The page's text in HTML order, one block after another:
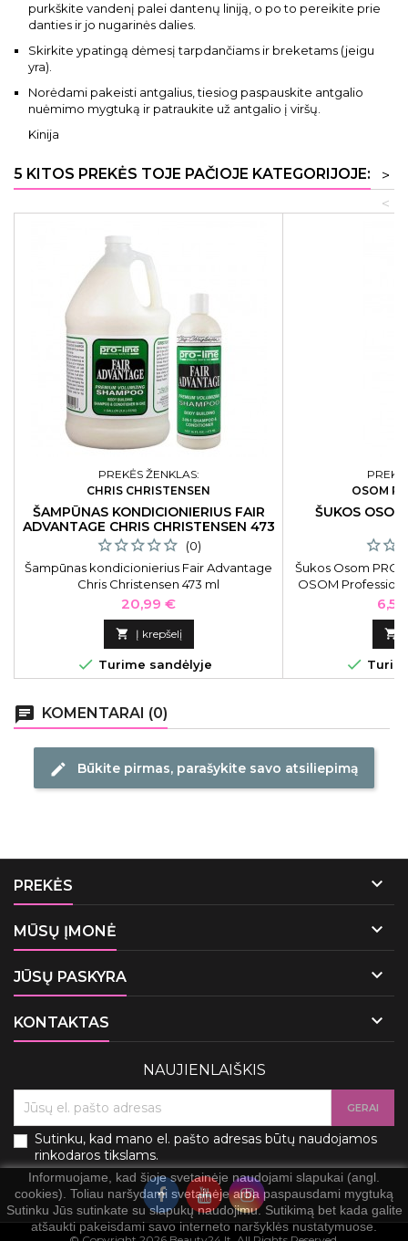
purkškite vandenį palei dantenų liniją, o po to pereikite prie
danties ir jo nugarinės dalies.
Skirkite ypatingą dėmesį tarpdančiams ir breketams (jeigu
yra).
Norėdami pakeisti antgalius, tiesiog paspauskite antgalio
nuėmimo mygtuką ir patraukite už antgalio į viršų.
Kinija
5 KITOS PREKĖS TOJE PAČIOJE KATEGORIJOJE:
>
<
PREKĖS ŽENKLAS:
CHRIS CHRISTENSEN
ŠAMPŪNAS KONDICIONIERIUS FAIR
ADVANTAGE CHRIS CHRISTENSEN 473
ML
(0)
Šampūnas kondicionierius Fair Advantage
Chris Christensen 473 ml
Kaina
20,99 €
 Į krepšelį
 Turime sandėlyje
OSOM
ŠUKOS
Šukos Osom
OSOM
6,51


chat KOMENTARAI (0)
edit Būkite pirmas, parašykite savo atsiliepimą
PREKĖS 
MŪSŲ ĮMONĖ 
JŪSŲ PASKYRA 
KONTAKTAS 
Informuojame, kad šioje svetainėje naudojami slapukai (angl.
cookies). Toliau naršydami svetainėje arba paspausdami mygtuką
Sutinku Jūs sutinkate su slapukų naudojimu. Sutikimą bet kada galite
atšaukti pakeisdami savo interneto naršyklės nustatymuose.
NAUJIENLAIŠKIS
Sutinku, kad mano el. pašto adresas būtų naudojamos
rinkodaros tikslams.